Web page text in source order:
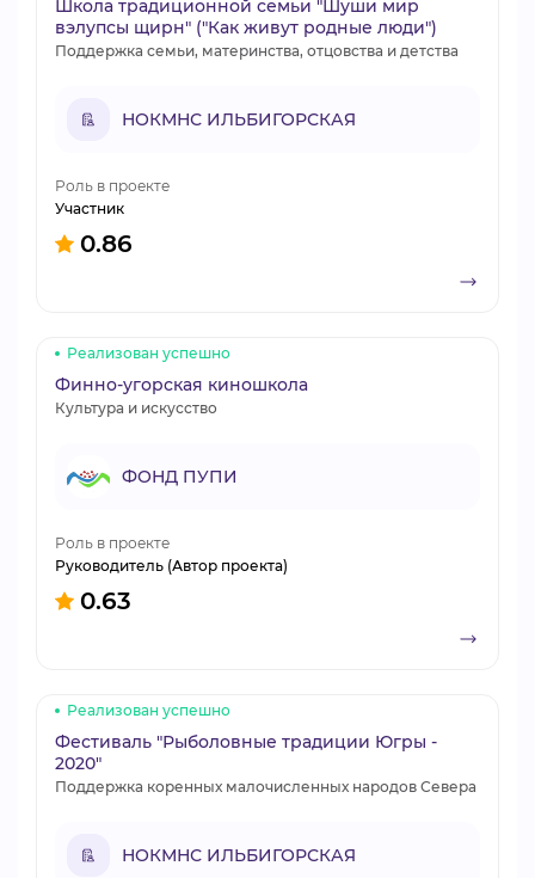
Школа традиционной семьи "Шуши мир
вэлупсы щирн" ("Как живут родные люди")
Поддержка семьи, материнства, отцовства и детства
НОКМНС ИЛЬБИГОРСКАЯ
Роль в проекте
Участник
0.86
Реализован успешно
Финно-угорская киношкола
Культура и искусство
ФОНД ПУПИ
Роль в проекте
Руководитель (Автор проекта)
0.63
Реализован успешно
Фестиваль "Рыболовные традиции Югры -
2020"
Поддержка коренных малочисленных народов Севера
НОКМНС ИЛЬБИГОРСКАЯ